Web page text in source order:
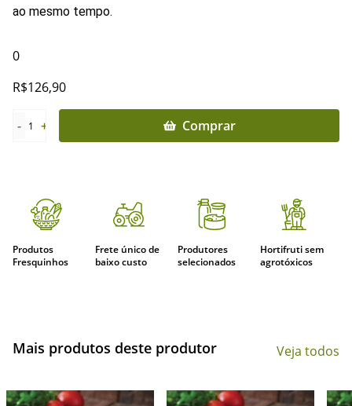
ao mesmo tempo.
0
R$126,90
- 1 + Comprar
Produtos
Fresquinhos
Frete único de
baixo custo
Produtores
selecionados
Hortifruti sem
agrotóxicos
Mais produtos deste produtor Veja todos